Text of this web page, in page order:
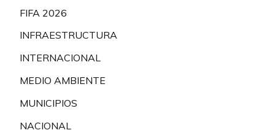
FIFA 2026
INFRAESTRUCTURA
INTERNACIONAL
MEDIO AMBIENTE
MUNICIPIOS
NACIONAL